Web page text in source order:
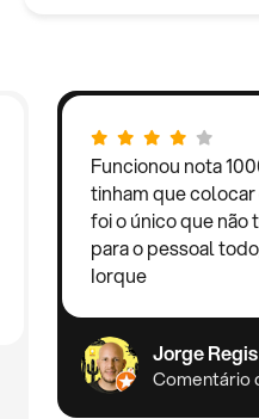
Funcionou nota
tinham que
foi o único que não
para o pessoal
Iorque
Jorge Regis
Comentário